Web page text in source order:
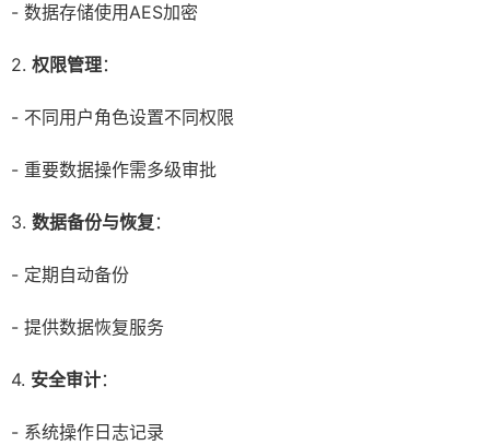
- 数据存储使用AES加密
2. 权限管理：
- 不同用户角色设置不同权限
- 重要数据操作需多级审批
3. 数据备份与恢复 ：
- 定期自动备份
- 提供数据恢复服务
4. 安全审计：
- 系统操作日志记录